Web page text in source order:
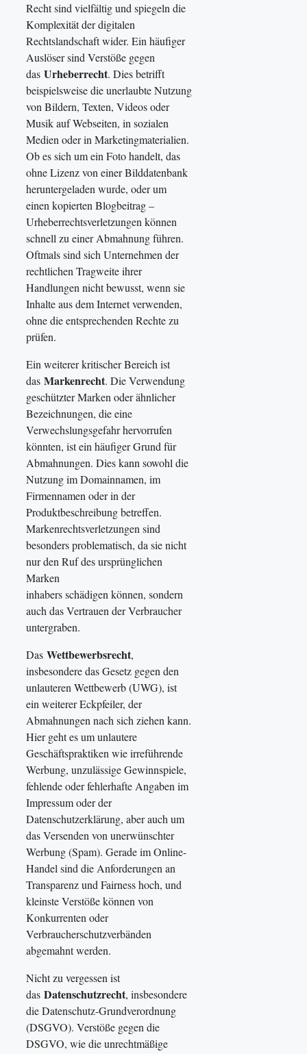
Recht sind vielfältig und spiegeln die
Komplexität der digitalen
Rechtslandschaft wider. Ein häufiger
Auslöser sind Verstöße gegen
das Urheberrecht. Dies betrifft
beispielsweise die unerlaubte Nutzung
von Bildern, Texten, Videos oder
Musik auf Webseiten, in sozialen
Medien oder in Marketingmaterialien.
Ob es sich um ein Foto handelt, das
ohne Lizenz von einer Bilddatenbank
heruntergeladen wurde, oder um
einen kopierten Blogbeitrag –
Urheberrechtsverletzungen können
schnell zu einer Abmahnung führen.
Oftmals sind sich Unternehmen der
rechtlichen Tragweite ihrer
Handlungen nicht bewusst, wenn sie
Inhalte aus dem Internet verwenden,
ohne die entsprechenden Rechte zu
prüfen.
Ein weiterer kritischer Bereich ist
das Markenrecht. Die Verwendung
geschützter Marken oder ähnlicher
Bezeichnungen, die eine
Verwechslungsgefahr hervorrufen
könnten, ist ein häufiger Grund für
Abmahnungen. Dies kann sowohl die
Nutzung im Domainnamen, im
Firmennamen oder in der
Produktbeschreibung betreffen.
Markenrechtsverletzungen sind
besonders problematisch, da sie nicht
nur den Ruf des ursprünglichen
Marken
inhabers schädigen können, sondern
auch das Vertrauen der Verbraucher
untergraben.
Das Wettbewerbsrecht,
insbesondere das Gesetz gegen den
unlauteren Wettbewerb (UWG), ist
ein weiterer Eckpfeiler, der
Abmahnungen nach sich ziehen kann.
Hier geht es um unlautere
Geschäftspraktiken wie irreführende
Werbung, unzulässige Gewinnspiele,
fehlende oder fehlerhafte Angaben im
Impressum oder der
Datenschutzerklärung, aber auch um
das Versenden von unerwünschter
Werbung (Spam). Gerade im Online-
Handel sind die Anforderungen an
Transparenz und Fairness hoch, und
kleinste Verstöße können von
Konkurrenten oder
Verbraucherschutzverbänden
abgemahnt werden.
Nicht zu vergessen ist
das Datenschutzrecht, insbesondere
die Datenschutz-Grundverordnung
(DSGVO). Verstöße gegen die
DSGVO, wie die unrechtmäßige